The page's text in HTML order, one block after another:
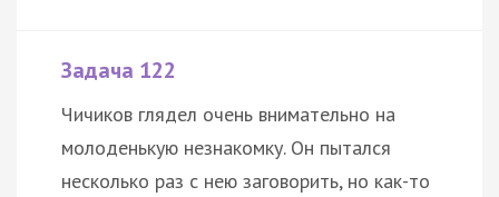
Задача 122
Чичиков глядел очень внимательно на
молоденькую незнакомку. Он пытался
несколько раз с нею заговорить, но как-то